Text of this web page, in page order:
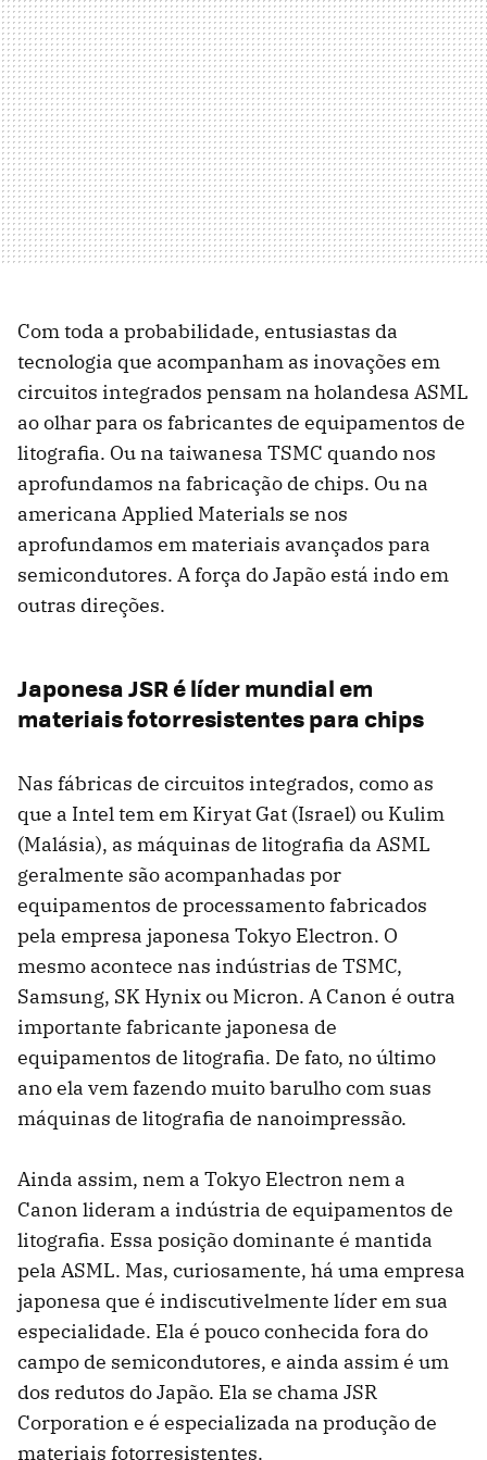
Com toda a probabilidade, entusiastas da
tecnologia que acompanham as inovações em
circuitos integrados pensam na holandesa ASML
ao olhar para os fabricantes de equipamentos de
litografia. Ou na taiwanesa TSMC quando nos
aprofundamos na fabricação de chips. Ou na
americana Applied Materials se nos
aprofundamos em materiais avançados para
semicondutores. A força do Japão está indo em
outras direções.
Japonesa JSR é líder mundial em
materiais fotorresistentes para chips
Nas fábricas de circuitos integrados, como as
que a Intel tem em Kiryat Gat (Israel) ou Kulim
(Malásia), as máquinas de litografia da ASML
geralmente são acompanhadas por
equipamentos de processamento fabricados
pela empresa japonesa Tokyo Electron. O
mesmo acontece nas indústrias de TSMC,
Samsung, SK Hynix ou Micron. A Canon é outra
importante fabricante japonesa de
equipamentos de litografia. De fato, no último
ano ela vem fazendo muito barulho com suas
máquinas de litografia de nanoimpressão.
Ainda assim, nem a Tokyo Electron nem a
Canon lideram a indústria de equipamentos de
litografia. Essa posição dominante é mantida
pela ASML. Mas, curiosamente, há uma empresa
japonesa que é indiscutivelmente líder em sua
especialidade. Ela é pouco conhecida fora do
campo de semicondutores, e ainda assim é um
dos redutos do Japão. Ela se chama JSR
Corporation e é especializada na produção de
materiais fotorresistentes.